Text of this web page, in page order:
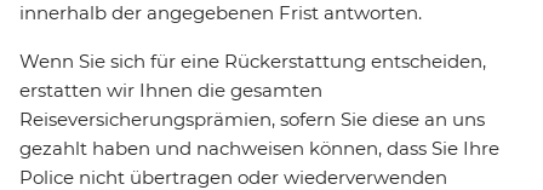
innerhalb der angegebenen Frist antworten.
Wenn Sie sich für eine Rückerstattung entscheiden,
erstatten wir Ihnen die gesamten
Reiseversicherungsprämien, sofern Sie diese an uns
gezahlt haben und nachweisen können, dass Sie Ihre
Police nicht übertragen oder wiederverwenden